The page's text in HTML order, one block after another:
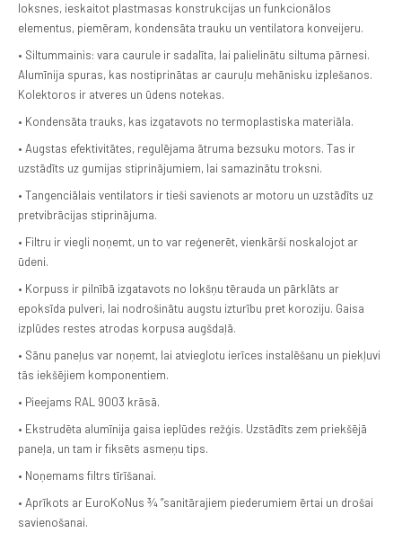
loksnes, ieskaitot plastmasas konstrukcijas un funkcionālos
elementus, piemēram, kondensāta trauku un ventilatora konveijeru.
• Siltummainis: vara caurule ir sadalīta, lai palielinātu siltuma pārnesi.
Alumīnija spuras, kas nostiprinātas ar cauruļu mehānisku izplešanos.
Kolektoros ir atveres un ūdens notekas.
• Kondensāta trauks, kas izgatavots no termoplastiska materiāla.
• Augstas efektivitātes, regulējama ātruma bezsuku motors. Tas ir
uzstādīts uz gumijas stiprinājumiem, lai samazinātu troksni.
• Tangenciālais ventilators ir tieši savienots ar motoru un uzstādīts uz
pretvibrācijas stiprinājuma.
• Filtru ir viegli noņemt, un to var reģenerēt, vienkārši noskalojot ar
ūdeni.
• Korpuss ir pilnībā izgatavots no lokšņu tērauda un pārklāts ar
epoksīda pulveri, lai nodrošinātu augstu izturību pret koroziju. Gaisa
izplūdes restes atrodas korpusa augšdaļā.
• Sānu paneļus var noņemt, lai atvieglotu ierīces instalēšanu un piekļuvi
tās iekšējiem komponentiem.
• Pieejams RAL 9003 krāsā.
• Ekstrudēta alumīnija gaisa ieplūdes režģis. Uzstādīts zem priekšējā
paneļa, un tam ir fiksēts asmeņu tips.
• Noņemams filtrs tīrīšanai.
• Aprīkots ar EuroKoNus 3⁄4 ”sanitārajiem piederumiem ērtai un drošai
savienošanai.